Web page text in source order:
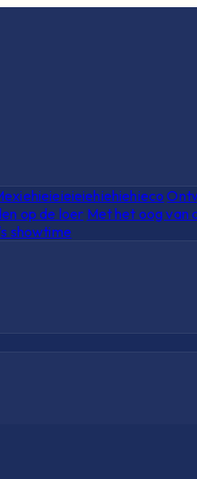
op de loer Met het oog van
showtime